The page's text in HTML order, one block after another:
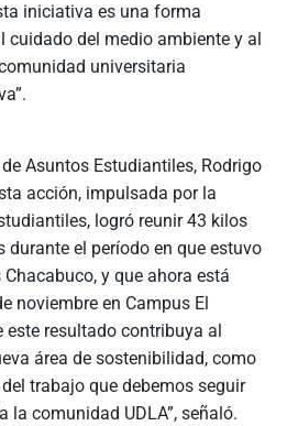
iniciativa es una forma
cuidado del medio ambiente y al
universitaria
Asuntos Estudiantiles, Rodrigo
acción, impulsada por la
logró reunir 43 kilos
durante el período en que estuvo
y que ahora está
noviembre en Campus El
este resultado contribuya al
área de sostenibilidad, como
trabajo que debemos seguir
la comunidad UDLA”, señaló.